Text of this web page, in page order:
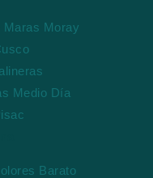
Maras Moray
Medio Día
Barato